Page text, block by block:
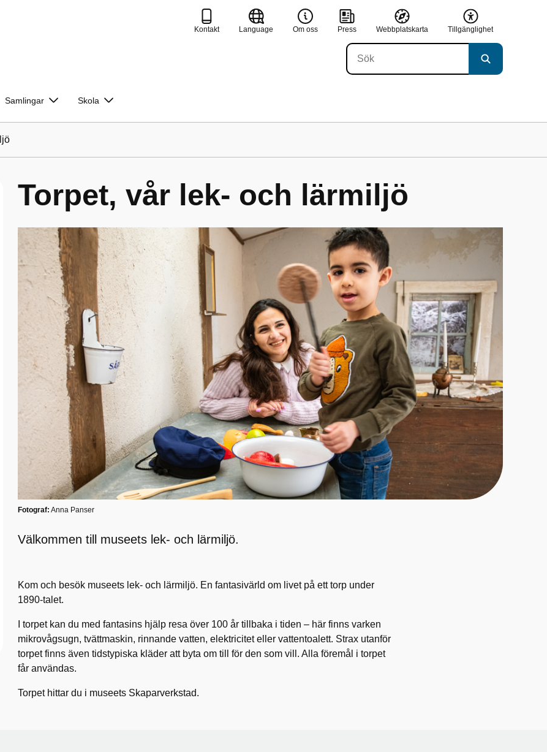
Kontakt Language Om oss Press Webbplatskarta Tillgänglighet
Samlingar Skola
Torpet, vår lek- och lärmiljö
Fotograf: Anna Panser
Välkommen till museets lek- och lärmiljö.
Kom och besök museets lek- och lärmiljö. En fantasivärld om livet på ett torp under
1890-talet.
I torpet kan du med fantasins hjälp resa över 100 år tillbaka i tiden – här finns varken
mikrovågsugn, tvättmaskin, rinnande vatten, elektricitet eller vattentoalett. Strax utanför
torpet finns även tidstypiska kläder att byta om till för den som vill. Alla föremål i torpet
får användas.
Torpet hittar du i museets Skaparverkstad.